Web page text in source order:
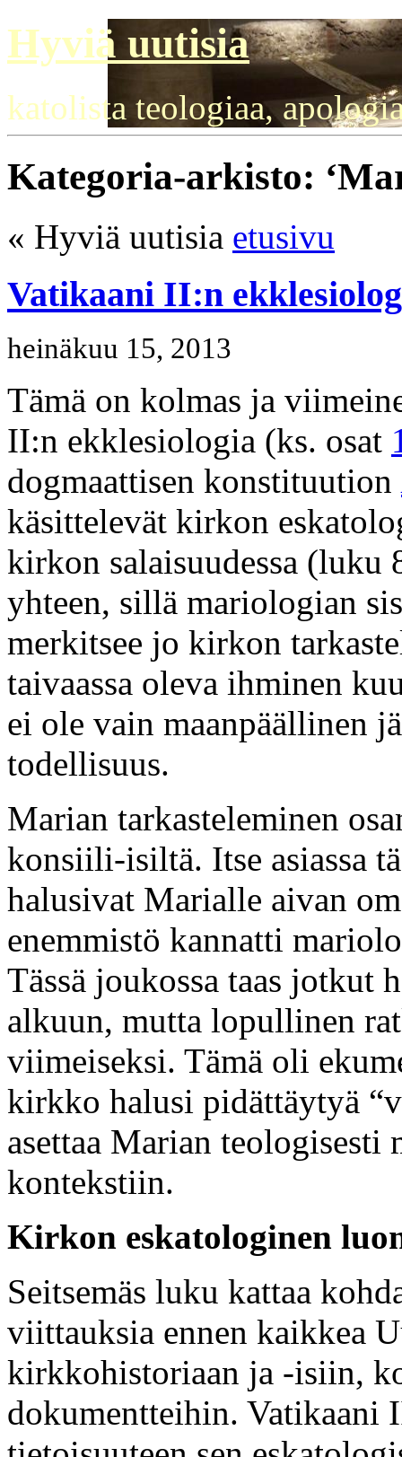
Hyviä uutisia
katolista teologiaa,
Kategoria-arkisto:
« Hyviä uutisia etusivu
Vatikaani II:n
heinäkuu 15, 2013
Tämä on kolmas ja
II:n ekklesiologia (ks. osat
dogmaattisen konstituution
käsittelevät kirkon
kirkon salaisuudessa
yhteen, sillä mariologian
merkitsee jo kirkon
taivaassa oleva ihminen
ei ole vain maanpäällinen
todellisuus.
Marian tarkasteleminen
konsiili-isiltä. Itse asiassa
halusivat Marialle aivan
enemmistö kannatti
Tässä joukossa taas
alkuun, mutta lopullinen
viimeiseksi. Tämä oli
kirkko halusi pidättäytyä
asettaa Marian teologisesti
kontekstiin.
Kirkon eskatologinen
Seitsemäs luku kattaa
viittauksia ennen kaikkea
kirkkohistoriaan ja -isiin,
dokumentteihin. Vatikaani